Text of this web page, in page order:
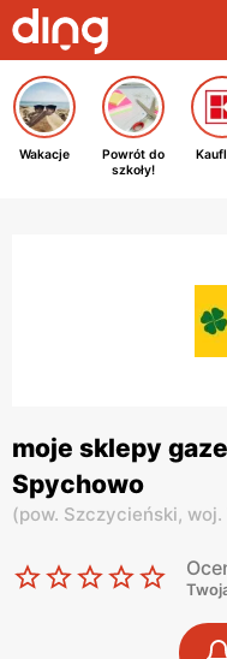
Wakacje
Powrót do
szkoły!
moje sklepy
Spychowo
(pow. Szczycieński, woj.